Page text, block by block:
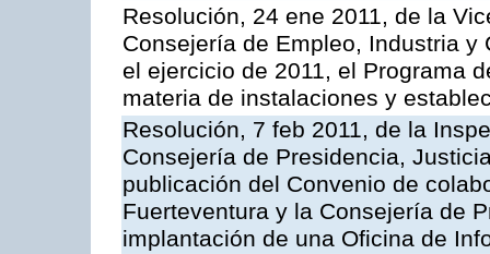
Resolución, 24 ene 2011, de la
Consejería de Empleo, Industria
el ejercicio de 2011, el Programa
materia de instalaciones y
Resolución, 7 feb 2011, de la
Consejería de Presidencia,
publicación del Convenio de
Fuerteventura y la Consejería de
implantación de una Oficina de